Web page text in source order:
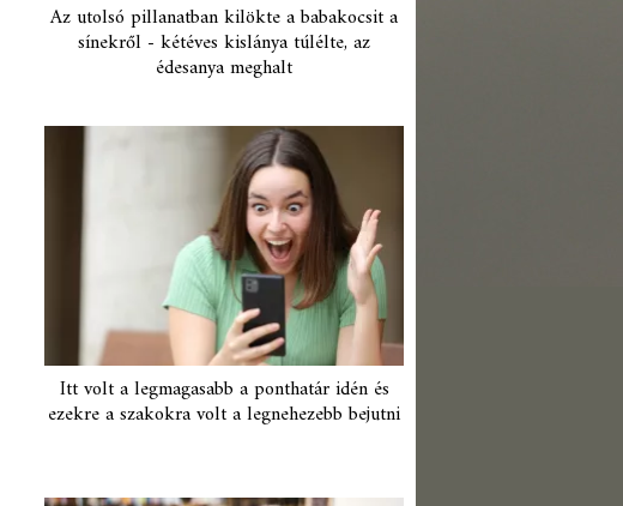
Az utolsó pillanatban kilökte a babakocsit a
sínekről - kétéves kislánya túlélte, az
édesanya meghalt
Itt volt a legmagasabb a ponthatár idén és
ezekre a szakokra volt a legnehezebb bejutni